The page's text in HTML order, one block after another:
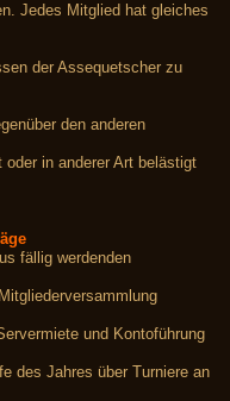
Jedes Mitglied hat gleiches
der Assequetscher zu
den anderen
in anderer Art belästigt
fällig werdenden
und Kontoführung
des Jahres über Turniere an